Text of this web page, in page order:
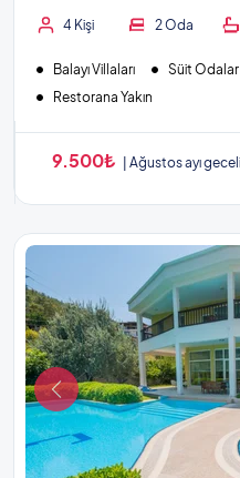
4 Kişi 2 Oda
Balayı Villaları Süit Odalar
Restorana Yakın
9.500₺ Ağustos ayı